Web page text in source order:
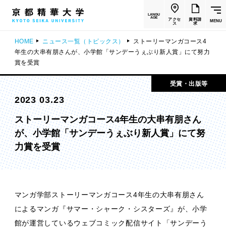
LANGU
AGE
アクセ
ス
資料請
求
MENU
HOME ニュース一覧（トピックス）
ストーリーマンガコース4
年生の大串有朋さんが、小学館「サンデーうぇぶり新人賞」にて努力
賞を受賞
受賞・出版等
2023 03.23
ストーリーマンガコース4年生の大串有朋さん
が、小学館「サンデーうぇぶり新人賞」にて努
力賞を受賞
マンガ学部ストーリーマンガコース4年生の大串有朋さん
によるマンガ『サマー・シャーク・シスターズ』が、小学
館が運営しているウェブコミック配信サイト「サンデーう